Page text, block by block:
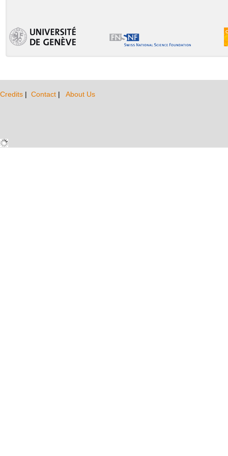
Credits | Contact | About Us